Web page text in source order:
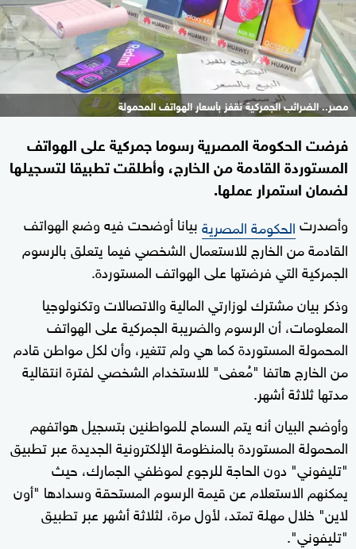
مصر.. الضرائب الجمركية تقفز بأسعار الهواتف المحمولة
فرضت الحكومة المصرية رسوما جمركية على الهواتف
المستوردة القادمة من الخارج، وأطلقت تطبيقا لتسجيلها
لضمان استمرار عملها.
وأصدرتالحكومة المصريةبيانا أوضحت فيه وضع الهواتف
القادمة من الخارج للاستعمال الشخصي فيما يتعلق بالرسوم
الجمركية التي فرضتها على الهواتف المستوردة.
وذكر بيان مشترك لوزارتي المالية والاتصالات وتكنولوجيا
المعلومات، أن الرسوم والضريبة الجمركية على الهواتف
المحمولة المستوردة كما هي ولم تتغير، وأن لكل مواطن قادم
من الخارج هاتفا "مُعفى" للاستخدام الشخصي لفترة انتقالية
مدتها ثلاثة أشهر.
وأوضح البيان أنه يتم السماح للمواطنين بتسجيل هواتفهم
المحمولة المستوردة بالمنظومة الإلكترونية الجديدة عبر تطبيق
"تليفوني" دون الحاجة للرجوع لموظفي الجمارك، حيث
يمكنهم الاستعلام عن قيمة الرسوم المستحقة وسدادها "أون
لاين" خلال مهلة تمتد، لأول مرة، لثلاثة أشهر عبر تطبيق
"تليفوني".